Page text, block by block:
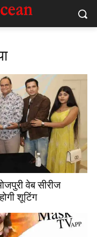
वेब सीरीज
शूटिंग